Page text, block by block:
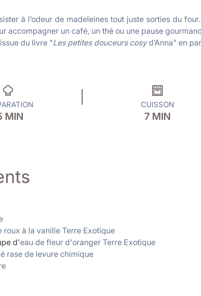
à l’odeur de madeleines tout juste sorties du
accompagner un café, un thé ou une pause
du livre "Les petites douceurs cosyd’Anna" en
MIN
CUISSON
7MIN
roux à la vanille Terre Exotique
d'eau de fleur d'oranger Terre Exotique
rase de levure chimique